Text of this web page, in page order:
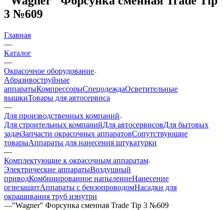
3 №609
Главная
—
Каталог
—
Окрасочное оборудование
Aбразивоструйные
аппаратыКомпрессорыСпецодеждаОсветительные
вышкиТовары для автосервиса
—
Для производственных компаний
Для строительных компанийДля автосервисовДля бытовых
задачЗапчасти окрасочных аппаратовСопутствующие
товарыАппараты для нанесения штукатурки
—
Комплектующие к окрасочным аппаратам
Электрические аппаратыВоздушный
приводКомбинированное напылениеНанесение
огнезащитАппараты с бензопроводомНасадки для
окрашивания труб изнутри
—"Wagner" Форсунка сменная Trade Tip 3 №609